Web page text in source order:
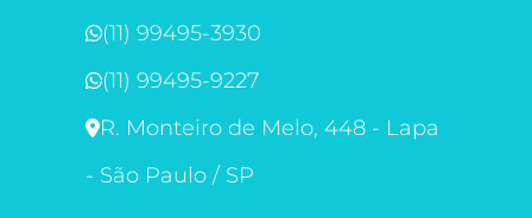
(11) 99495-3930
(11) 99495-9227
R. Monteiro de Melo, 448 - Lapa
- São Paulo / SP